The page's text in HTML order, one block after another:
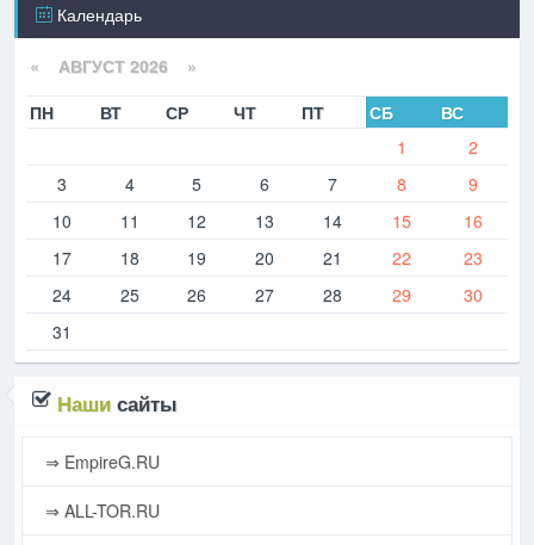
Календарь
« АВГУСТ 2026 »
ПН
ВТ СР ЧТ ПТ СБ
ВС
1
2
3
4 5 6 7 8
9
10
11 12 13 14 15
16
17
18 19 20 21 22
23
24
25 26 27 28 29
30
31
Наши сайты
⇒ EmpireG.RU
⇒ ALL-TOR.RU